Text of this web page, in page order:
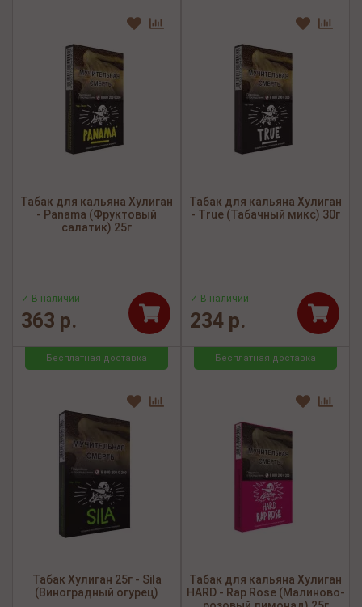
Табак для кальяна Хулиган
- Panama (Фруктовый
салатик) 25г
✓ В наличии
363 р.
Табак для кальяна Хулиган
- True (Табачный микс) 30г
✓ В наличии
234 р.
Бесплатная доставка
Табак Хулиган 25г - Sila
(Виноградный огурец)
Бесплатная доставка
Табак для кальяна Хулиган
HARD - Rap Rose (Малиново-